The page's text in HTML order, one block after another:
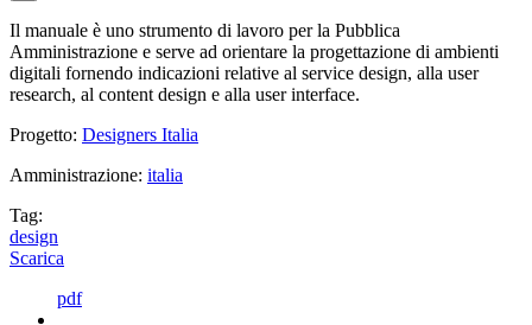
Il manuale è uno strumento di lavoro per la Pubblica
Amministrazione e serve ad orientare la progettazione di ambienti
digitali fornendo indicazioni relative al service design, alla user
research, al content design e alla user interface.
Progetto: Designers Italia
Amministrazione: italia
Tag:
design
Scarica
pdf